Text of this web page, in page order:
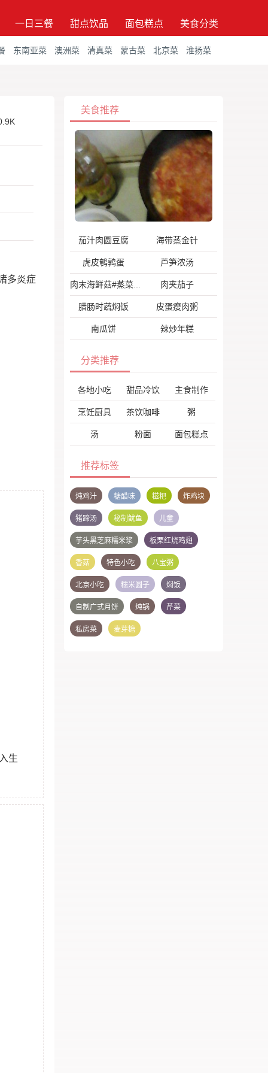
一日三餐 甜点饮品 面包糕点 美食分类
东南亚菜 澳洲菜 清真菜 蒙古菜 北京菜 淮扬菜
多炎症
生
美食推荐
茄汁肉圆豆腐 海带蒸金针
虎皮鹌鹑蛋 芦笋浓汤
肉末海鲜菇#蒸菜# 肉夹茄子
腊肠时蔬焖饭 皮蛋瘦肉粥
南瓜饼 辣炒年糕
分类推荐
各地小吃 甜品冷饮 主食制作
烹饪厨具 茶饮咖啡 粥
汤 粉面 面包糕点
推荐标签
炖鸡汁 糖醋味 糍粑 炸鸡块
猪蹄汤 秘制鱿鱼 儿童
芋头黑芝麻糯米浆 板栗红烧鸡翅
香菇 特色小吃 八宝粥
北京小吃 糯米圆子 焖饭
自制广式月饼 炖锅 芹菜
私房菜 麦芽糖